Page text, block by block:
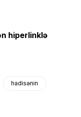
hiperlinklə
hadisənin